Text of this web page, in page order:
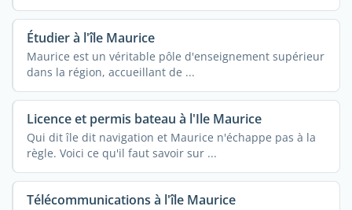
Étudier à l'île Maurice
Maurice est un véritable pôle d'enseignement supérieur
dans la région, accueillant de ...
Licence et permis bateau à l'Ile Maurice
Qui dit île dit navigation et Maurice n'échappe pas à la
règle. Voici ce qu'il faut savoir sur ...
Télécommunications à l'île Maurice